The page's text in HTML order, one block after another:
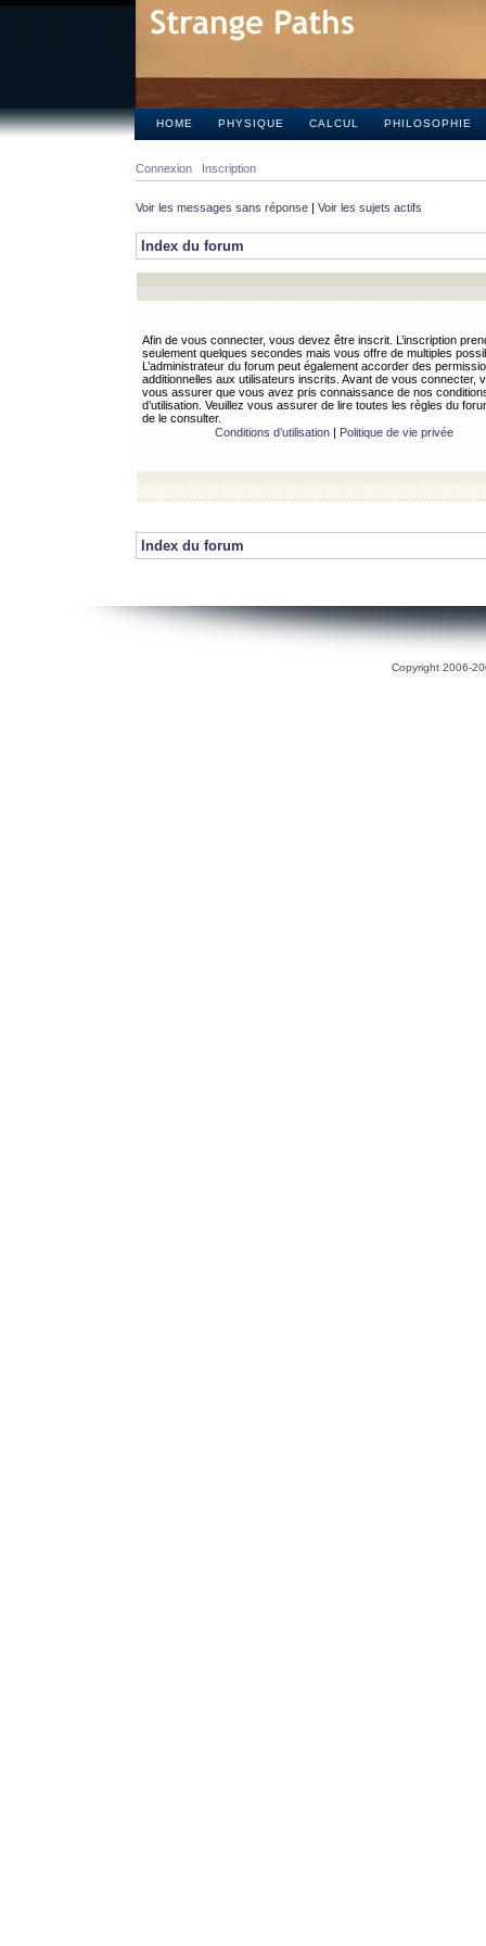
HOME PHYSIQUE CALCUL PHILOSOPHIE
Connexion Inscription
Voir les messages sans réponse | Voir les sujets actifs
Index du forum
Afin de vous connecter, vous devez être inscrit. L’inscription
seulement quelques secondes mais vous offre de multiples
L’administrateur du forum peut également accorder des
additionnelles aux utilisateurs inscrits. Avant de vous connecter,
vous assurer que vous avez pris connaissance de nos
d’utilisation. Veuillez vous assurer de lire toutes les règles du
de le consulter.
Conditions d’utilisation| Politique de vie privée
Index du forum
Copyright 2006-